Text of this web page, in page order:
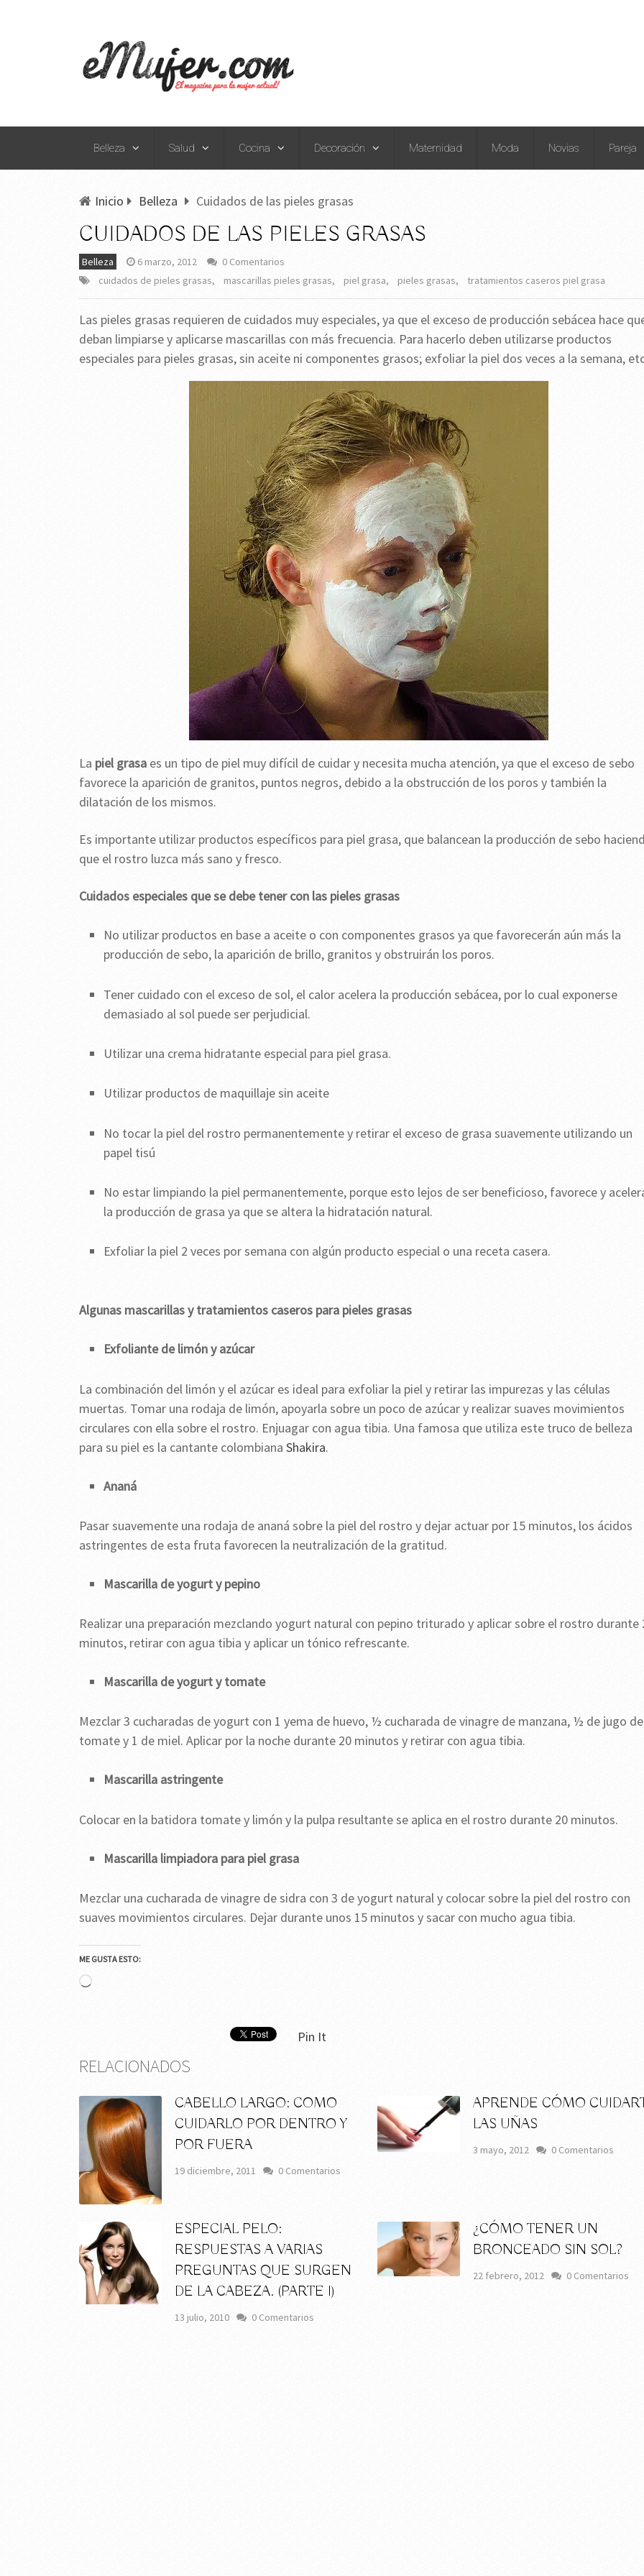
Belleza Salud Cocina Decoración Maternidad Moda Novias Pareja
Inicio Belleza Cuidados de las pieles grasas
CUIDADOS DE LAS PIELES GRASAS
Belleza 6 marzo, 2012
0 Comentarios
cuidados de pieles grasas, mascarillas pieles grasas, piel grasa, pieles grasas, tratamientos caseros piel grasa
Las pieles grasas requieren de cuidados muy especiales, ya que el exceso de producción sebácea hace
deban limpiarse y aplicarse mascarillas con más frecuencia. Para hacerlo deben utilizarse productos
especiales para pieles grasas, sin aceite ni componentes grasos; exfoliar la piel dos veces a la semana,
La piel grasa es un tipo de piel muy difícil de cuidar y necesita mucha atención, ya que el exceso de sebo
favorece la aparición de granitos, puntos negros, debido a la obstrucción de los poros y también la
dilatación de los mismos.
Es importante utilizar productos específicos para piel grasa, que balancean la producción de sebo
que el rostro luzca más sano y fresco.
Cuidados especiales que se debe tener con las pieles grasas
No utilizar productos en base a aceite o con componentes grasos ya que favorecerán aún más la
producción de sebo, la aparición de brillo, granitos y obstruirán los poros.
Tener cuidado con el exceso de sol, el calor acelera la producción sebácea, por lo cual exponerse
demasiado al sol puede ser perjudicial.
Utilizar una crema hidratante especial para piel grasa.
Utilizar productos de maquillaje sin aceite
No tocar la piel del rostro permanentemente y retirar el exceso de grasa suavemente utilizando un
papel tisú
No estar limpiando la piel permanentemente, porque esto lejos de ser beneficioso, favorece y
la producción de grasa ya que se altera la hidratación natural.
Exfoliar la piel 2 veces por semana con algún producto especial o una receta casera.
Algunas mascarillas y tratamientos caseros para pieles grasas
Exfoliante de limón y azúcar
La combinación del limón y el azúcar es ideal para exfoliar la piel y retirar las impurezas y las células
muertas. Tomar una rodaja de limón, apoyarla sobre un poco de azúcar y realizar suaves movimientos
circulares con ella sobre el rostro. Enjuagar con agua tibia. Una famosa que utiliza este truco de belleza
para su piel es la cantante colombiana Shakira.
Ananá
Pasar suavemente una rodaja de ananá sobre la piel del rostro y dejar actuar por 15 minutos, los ácidos
astringentes de esta fruta favorecen la neutralización de la gratitud.
Mascarilla de yogurt y pepino
Realizar una preparación mezclando yogurt natural con pepino triturado y aplicar sobre el rostro durante
minutos, retirar con agua tibia y aplicar un tónico refrescante.
Mascarilla de yogurt y tomate
Mezclar 3 cucharadas de yogurt con 1 yema de huevo, ½ cucharada de vinagre de manzana, ½ de jugo de
tomate y 1 de miel. Aplicar por la noche durante 20 minutos y retirar con agua tibia.
Mascarilla astringente
Colocar en la batidora tomate y limón y la pulpa resultante se aplica en el rostro durante 20 minutos.
Mascarilla limpiadora para piel grasa
Mezclar una cucharada de vinagre de sidra con 3 de yogurt natural y colocar sobre la piel del rostro con
suaves movimientos circulares. Dejar durante unos 15 minutos y sacar con mucho agua tibia.
ME GUSTA ESTO:
Cargando...
Pin It
RELACIONADOS
CABELLO LARGO: COMO
CUIDARLO POR DENTRO Y
POR FUERA
19 diciembre, 2011 0 Comentarios
APRENDE CÓMO
LAS UÑAS
3 mayo, 2012 0 Comentarios
ESPECIAL PELO:
RESPUESTAS A VARIAS
PREGUNTAS QUE SURGEN
DE LA CABEZA. (PARTE I)
13 julio, 2010 0 Comentarios
¿CÓMO TENER UN
BRONCEADO SIN SOL?
22 febrero, 2012 0 Comentarios